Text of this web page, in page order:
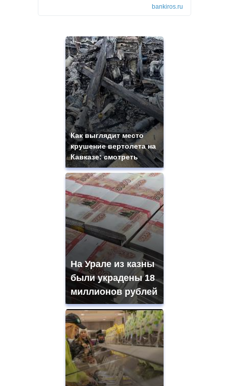
bankiros.ru
Как выглядит место
крушение вертолета на
Кавказе: смотреть
На Урале из казны
были украдены 18
миллионов рублей